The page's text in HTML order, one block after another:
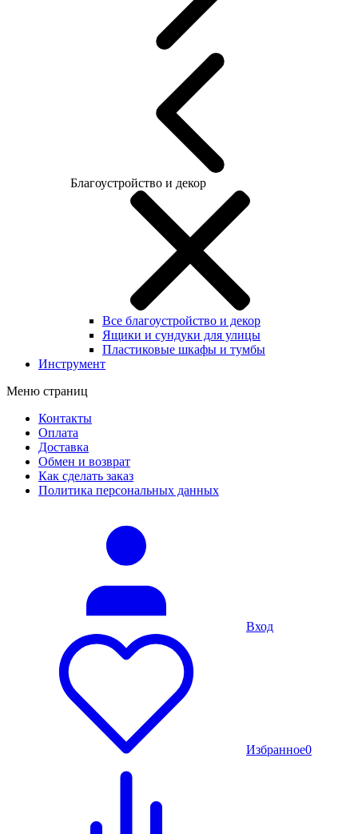
Благоустройство и декор
Все благоустройство и декор
Ящики и сундуки для улицы
Пластиковые шкафы и тумбы
Инструмент
Меню страниц
Контакты
Оплата
Доставка
Обмен и возврат
Как сделать заказ
Политика персональных данных
Вход
Избранное0